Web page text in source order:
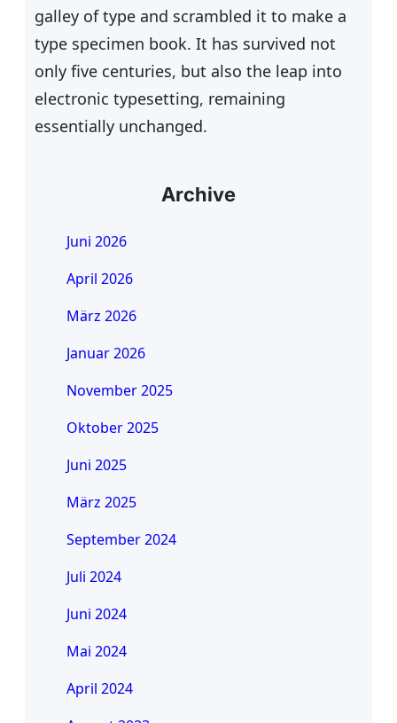
galley of type and scrambled it to make a
type specimen book. It has survived not
only five centuries, but also the leap into
electronic typesetting, remaining
essentially unchanged.
Archive
Juni 2026
April 2026
März 2026
Januar 2026
November 2025
Oktober 2025
Juni 2025
März 2025
September 2024
Juli 2024
Juni 2024
Mai 2024
April 2024